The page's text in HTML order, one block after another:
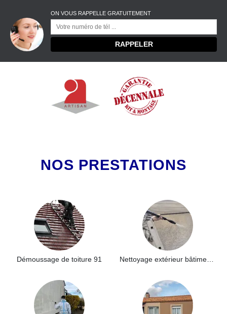
ON VOUS RAPPELLE GRATUITEMENT
NOS PRESTATIONS
Démoussage de toiture 91